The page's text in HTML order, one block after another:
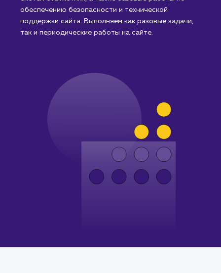
корректировке функционала, внедрению crm и
систем статистики, а также базовые работы по
обеспечению безопасности и технической